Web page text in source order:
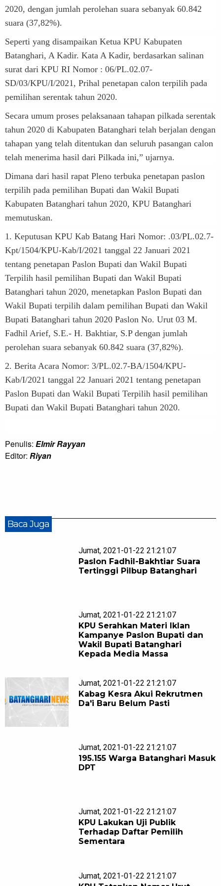
2020, dengan jumlah perolehan suara sebanyak 60.842
suara (37,82%).
Seperti yang disampaikan Ketua KPU Kabupaten
Batanghari, A Kadir. Kata A Kadir, berdasarkan salinan
surat dari KPU RI Nomor : 06/PL.02.07-
SD/03/KPU/I/2021, Prihal penetapan calon terpilih pada
pemilihan serentak tahun 2020.
Secara umum proses pelaksanaan tahapan pilkada serentak
tahun 2020 di Kabupaten Batanghari telah berjalan dengan
tahapan yang telah ditentukan dan seluruh pasangan calon
telah menerima hasil dari Pilkada ini,” ujarnya.
Dimana dari hasil rapat Pleno terbuka penetapan paslon
terpilih pada pemilihan Bupati dan Wakil Bupati
Kabupaten Batanghari tahun 2020, KPU Batanghari
memutuskan.
1. Keputusan KPU Kab Batang Hari Nomor: .03/PL.02.7-
Kpt/1504/KPU-Kab/I/2021 tanggal 22 Januari 2021
tentang penetapan Paslon Bupati dan Wakil Bupati
Terpilih hasil pemilihan Bupati dan Wakil Bupati
Batanghari tahun 2020, menetapkan Paslon Bupati dan
Wakil Bupati terpilih dalam pemilihan Bupati dan Wakil
Bupati Batanghari tahun 2020 Paslon No. Urut 03 M.
Fadhil Arief, S.E.- H. Bakhtiar, S.P dengan jumlah
perolehan suara sebanyak 60.842 suara (37,82%).
2. Berita Acara Nomor: 3/PL.02.7-BA/1504/KPU-
Kab/I/2021 tanggal 22 Januari 2021 tentang penetapan
Paslon Bupati dan Wakil Bupati Terpilih hasil pemilihan
Bupati dan Wakil Bupati Batanghari tahun 2020.
Penulis: Elmir Rayyan
Editor: Riyan
Baca Juga
Jumat, 2021-01-22 21:21:07
Paslon Fadhil-Bakhtiar Suara
Tertinggi Pilbup Batanghari
Jumat, 2021-01-22 21:21:07
KPU Serahkan Materi Iklan
Kampanye Paslon Bupati dan
Wakil Bupati Batanghari
Kepada Media Massa
Jumat, 2021-01-22 21:21:07
Kabag Kesra Akui Rekrutmen
Da'i Baru Belum Pasti
Jumat, 2021-01-22 21:21:07
195.155 Warga Batanghari Masuk
DPT
Jumat, 2021-01-22 21:21:07
KPU Lakukan Uji Publik
Terhadap Daftar Pemilih
Sementara
Jumat, 2021-01-22 21:21:07